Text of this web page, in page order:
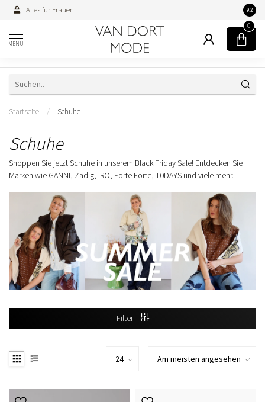
Alles für Frauen 9.2
MENU
0
Startseite / Schuhe
Schuhe
Shoppen Sie jetzt Schuhe in unserem Black Friday Sale! Entdecken Sie
Marken wie GANNI, Zadig, IRO, Forte Forte, 10DAYS und viele mehr.
Filter